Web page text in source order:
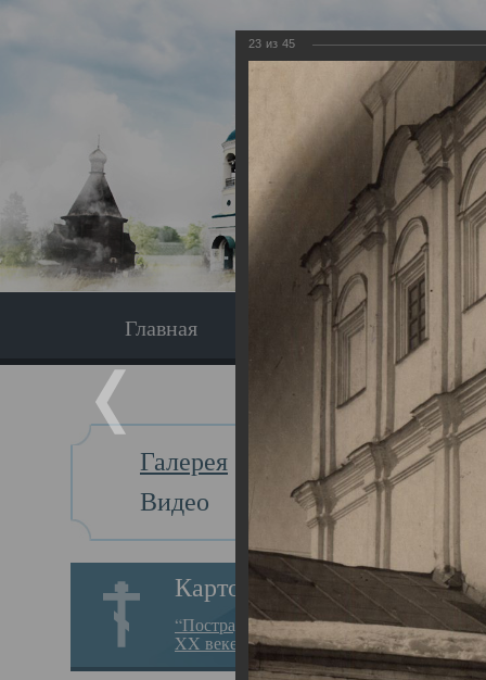
Главная Экскурсия
Галерея
Видео
Картотека
“Пострадавшие за веру в
XX веке на Севере”
Главная
23 из 45